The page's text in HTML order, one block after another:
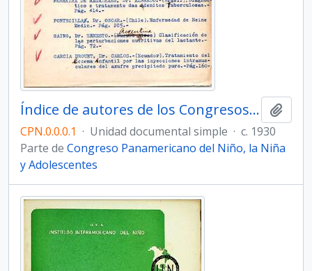
Índice de autores de los Congresos II, III y IV
CPN.0.0.0.1 · Unidad documental simple · c. 1930
Parte de Congreso Panamericano del Niño, la Niña
y Adolescentes